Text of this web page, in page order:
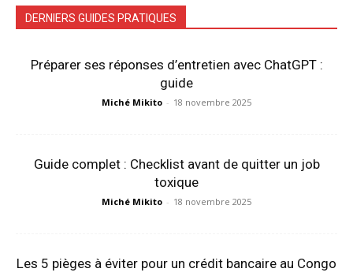
DERNIERS GUIDES PRATIQUES
Préparer ses réponses d’entretien avec ChatGPT :
guide
Miché Mikito - 18 novembre 2025
Guide complet : Checklist avant de quitter un job
toxique
Miché Mikito - 18 novembre 2025
Les 5 pièges à éviter pour un crédit bancaire au Congo